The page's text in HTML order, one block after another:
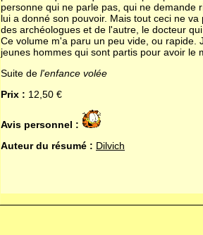
personne qui ne parle pas, qui ne demande
lui a donné son pouvoir. Mais tout ceci ne
des archéologues et de l'autre, le docteur
Ce volume m'a paru un peu vide, ou
jeunes hommes qui sont partis pour avoir le
Suite de l'enfance volée
Prix : 12,50 €
Avis personnel :
Auteur du résumé : Dilvich